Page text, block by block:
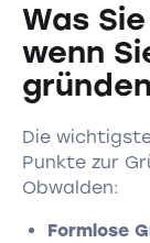
Was
wenn
Die
Punkte zur
Obwalden:
Formlose